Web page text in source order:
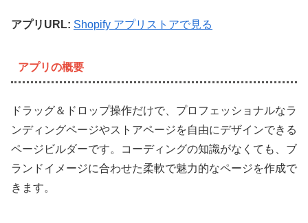
アプリURL: Shopify アプリストアで見る
アプリの概要
ドラッグ＆ドロップ操作だけで、プロフェッショナルなラ
ンディングページやストアページを自由にデザインできる
ページビルダーです。コーディングの知識がなくても、ブ
ランドイメージに合わせた柔軟で魅力的なページを作成で
きます。